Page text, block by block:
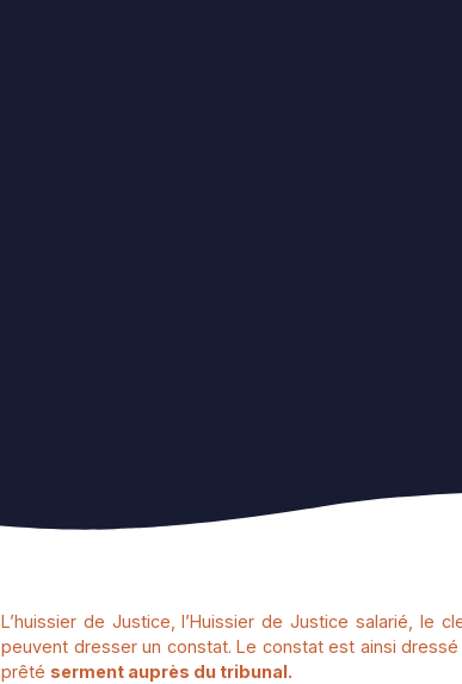
L’huissier de Justice, l’Huissier de Justice salarié, le
peuvent dresser un constat. Le constat est ainsi
prêté serment auprès du tribunal.